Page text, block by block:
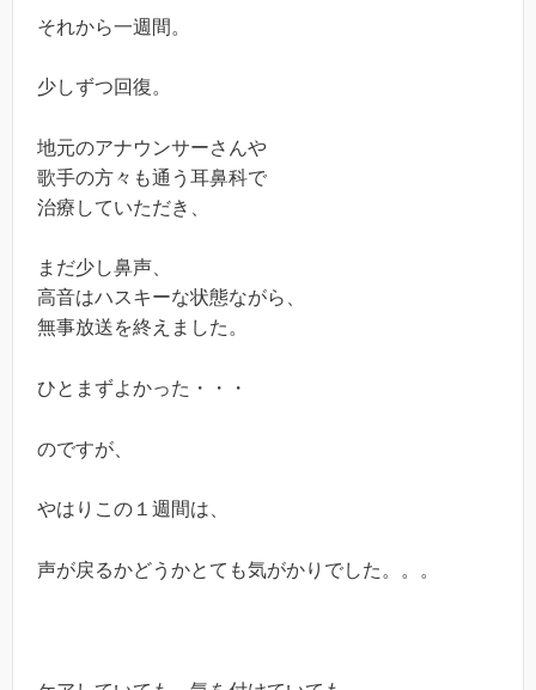
それから一週間。
少しずつ回復。
地元のアナウンサーさんや
歌手の方々も通う耳鼻科で
治療していただき、
まだ少し鼻声、
高音はハスキーな状態ながら、
無事放送を終えました。
ひとまずよかった・・・
のですが、
やはりこの１週間は、
声が戻るかどうかとても気がかりでした。。。